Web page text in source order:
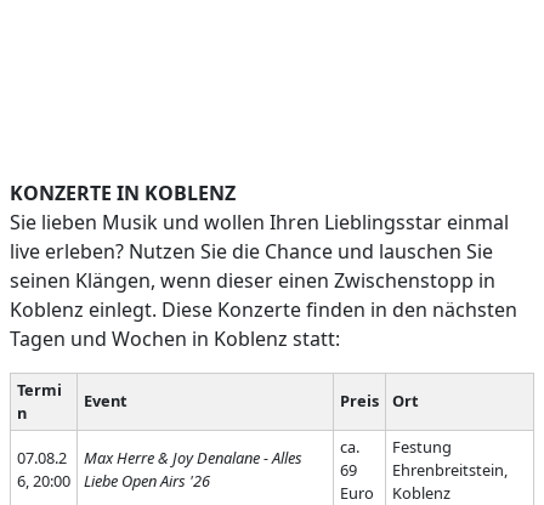
KONZERTE IN KOBLENZ
Sie lieben Musik und wollen Ihren Lieblingsstar einmal
live erleben? Nutzen Sie die Chance und lauschen Sie
seinen Klängen, wenn dieser einen Zwischenstopp in
Koblenz einlegt. Diese Konzerte finden in den nächsten
Tagen und Wochen in Koblenz statt:
Termi
n
Event Preis Ort
07.08.2
6, 20:00
Max Herre & Joy Denalane - Alles
Liebe Open Airs '26
ca.
69
Euro
Festung
Ehrenbreitstein,
Koblenz